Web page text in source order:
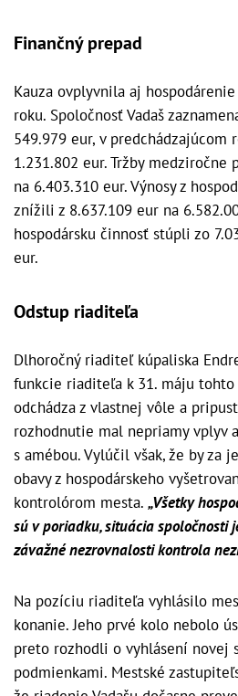
Finančný prepad
Kauza ovplyvnila aj
roku. Spoločnosť Vadaš
549.979 eur, v predchádzajúcom
1.231.802 eur. Tržby medziročne
na 6.403.310 eur. Výnosy z
znížili z 8.637.109 eur na
hospodársku činnosť stúpli zo
eur.
Odstup riaditeľa
Dlhoročný riaditeľ kúpaliska
funkcie riaditeľa k 31. máju tohto
odchádza z vlastnej vôle a
rozhodnutie mal nepriamy vplyv
s amébou. Vylúčil však, že by za
obavy z hospodárskeho
kontrolórom mesta. „Všetky
sú v poriadku, situácia spoločnosti
závažné nezrovnalosti kontrola
Na pozíciu riaditeľa vyhlásilo
konanie. Jeho prvé kolo nebolo
preto rozhodli o vyhlásení novej
podmienkami. Mestské